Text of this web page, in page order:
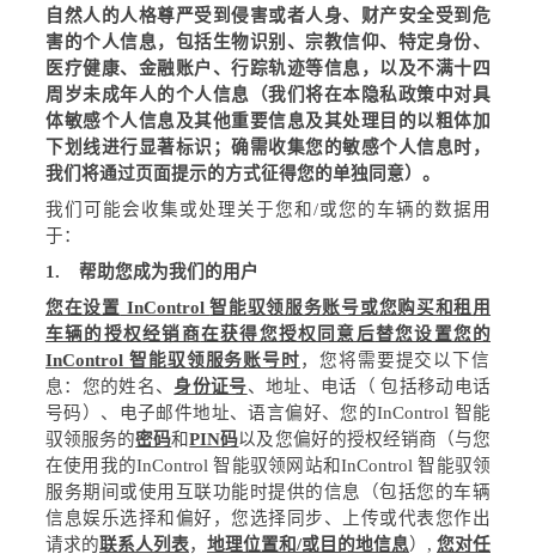
自然人的人格尊严受到侵害或者人身、财产安全受到危
害的个人信息，包括生物识别、宗教信仰、特定身份、
医疗健康、金融账户、行踪轨迹等信息，以及不满十四
周岁未成年人的个人信息（我们将在本隐私政策中对具
体敏感个人信息及其他重要信息及其处理目的以粗体加
下划线进行显著标识；确需收集您的敏感个人信息时，
我们将通过页面提示的方式征得您的单独同意）。
我们可能会收集或处理关于您和 /或您的车辆的数据用
于：
1.
帮助您成为我们的用户
您在设置 InControl智能驭领服务账号或您购买和租用
车辆的授权经销商在获得您授权同意后替您设置您的
InControl 智能驭领服务账号时，您将需要提交以下信
息：您的姓名、 身份证号、地址、电话（ 包括移动电话
号码）、电子邮件地址、语言偏好、您的InControl 智能
驭领服务的密码和PIN码以及您偏好的授权经销商（与您
在使用我的InControl智能驭领网站和InControl智能驭领
服务期间或使用互联功能时提供的信息（包括您的车辆
信息娱乐选择和偏好，您选择同步、上传或代表您作出
请求的联系人列表， 地理位置和/或目的地信息） , 您对任